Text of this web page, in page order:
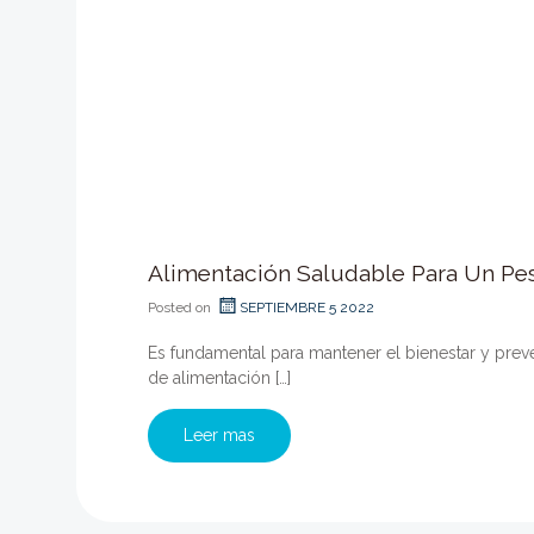
Alimentación Saludable Para Un
Posted on SEPTIEMBRE 5 2022
Es fundamental para mantener el bienestar y
de alimentación […]
Leer mas